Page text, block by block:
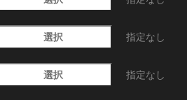
選択 指定なし
選択 指定なし